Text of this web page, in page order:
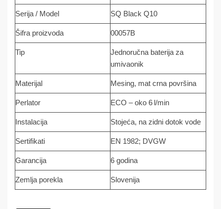
Serija / Model SQ Black Q10
Šifra proizvoda 00057B
Tip
Jednoručna baterija za
umivaonik
Materijal Mesing, mat crna površina
Perlator ECO – oko 6 l/min
Instalacija Stojeća, na zidni dotok vode
Sertifikati EN 1982; DVGW
Garancija 6 godina
Zemlja porekla Slovenija